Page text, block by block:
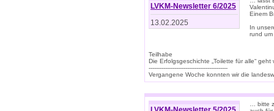
LVKM-Newsletter 6/2025
13.02.2025
Einem
In
rund
Teilhabe
Die Erfolgsgeschichte „Toilette für alle“
-------------------------------------------
Vergangene Woche konnten wir die
… bitte